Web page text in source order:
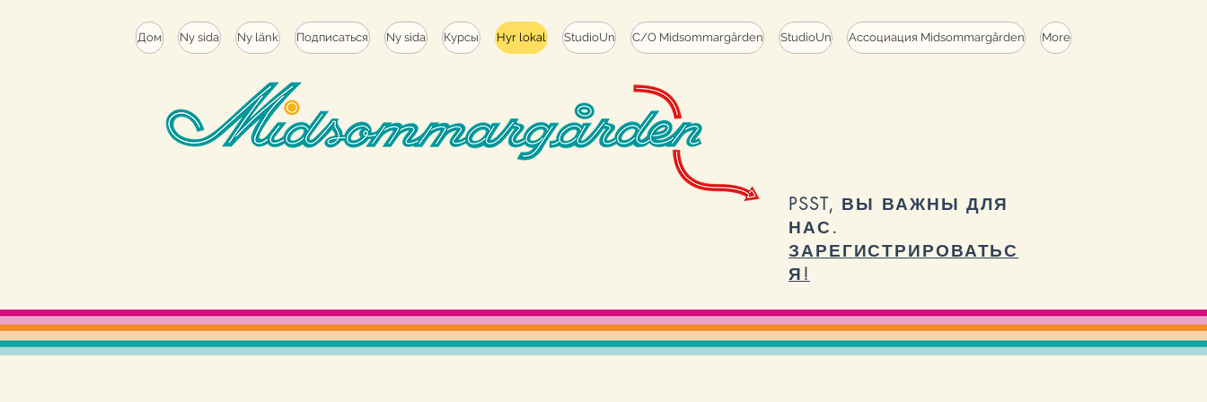
Дом Ny sida Ny länk Подписаться Ny sida Курсы Hyr lokal StudioUn C/O Midsommargården StudioUn Ассоциация Midsommargården More
PSST, ВЫ ВАЖНЫ ДЛЯ
НАС.
ЗАРЕГИСТРИРОВАТЬС
Я!